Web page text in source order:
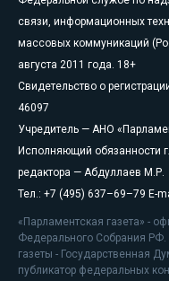
связи, информационных
массовых коммуникаций
августа 2011 года. 18+
Свидетельство о
46097
Учредитель — АНО
Исполняющий обязанности
редактора — Абдуллаев М.Р.
Тел.: +7 (495) 637–69–79 E-
«Парламентская газета» -
Федерального Собрания РФ.
газеты - Государственная
публикатор федеральных